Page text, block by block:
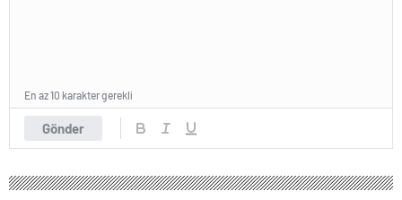
Gönder
En az 10 karakter gerekli